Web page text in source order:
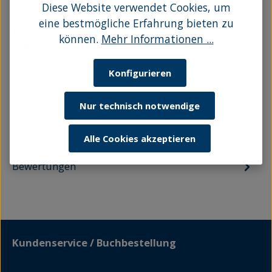
9783356025989
Seitenanzahl: 269
E-Book
Beschreibung
Im Sommer 1810 stirbt Königin Luise im Schloss
Hohenzieritz. Ihre Hofdame Ulrike von Bredow
bleibt zurück, um den Nachlass z…Mehr
Bewertungen
Kundenservice / Buchbestellung
Diese Website verwendet Cookies, um
eine bestmögliche Erfahrung bieten zu
können. Mehr Informationen ...
Nur technisch notwendige
Konfigurieren
Alle Cookies akzeptieren